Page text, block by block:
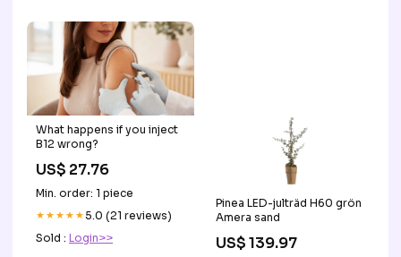
What happens if you inject
B12 wrong?
US$ 27.76
Min. order: 1 piece
★★★★★5.0 (21 reviews)
Sold : Login>>
Pinea LED-julträd H60 grön
Amera sand
US$ 139.97